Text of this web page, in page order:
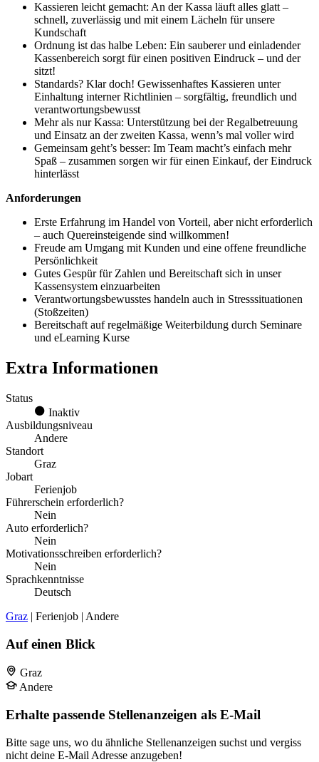
Kassieren leicht gemacht: An der Kassa läuft alles glatt –
schnell, zuverlässig und mit einem Lächeln für unsere
Kundschaft
Ordnung ist das halbe Leben: Ein sauberer und einladender
Kassenbereich sorgt für einen positiven Eindruck – und der
sitzt!
Standards? Klar doch! Gewissenhaftes Kassieren unter
Einhaltung interner Richtlinien – sorgfältig, freundlich und
verantwortungsbewusst
Mehr als nur Kassa: Unterstützung bei der Regalbetreuung
und Einsatz an der zweiten Kassa, wenn’s mal voller wird
Gemeinsam geht’s besser: Im Team macht’s einfach mehr
Spaß – zusammen sorgen wir für einen Einkauf, der Eindruck
hinterlässt
Anforderungen
Erste Erfahrung im Handel von Vorteil, aber nicht erforderlich
– auch Quereinsteigende sind willkommen!
Freude am Umgang mit Kunden und eine offene freundliche
Persönlichkeit
Gutes Gespür für Zahlen und Bereitschaft sich in unser
Kassensystem einzuarbeiten
Verantwortungsbewusstes handeln auch in Stresssituationen
(Stoßzeiten)
Bereitschaft auf regelmäßige Weiterbildung durch Seminare
und eLearning Kurse
Extra Informationen
Status
Inaktiv
Ausbildungsniveau
Andere
Standort
Graz
Jobart
Ferienjob
Führerschein erforderlich?
Nein
Auto erforderlich?
Nein
Motivationsschreiben erforderlich?
Nein
Sprachkenntnisse
Deutsch
Graz | Ferienjob | Andere
Auf einen Blick
Graz
Andere
Erhalte passende Stellenanzeigen als E-Mail
Bitte sage uns, wo du ähnliche Stellenanzeigen suchst und vergiss
nicht deine E-Mail Adresse anzugeben!